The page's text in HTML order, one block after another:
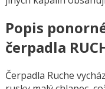
Popis
čerpadla
Čerpadla Ruche